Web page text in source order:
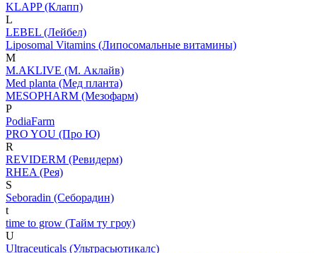
KLAPP (Клапп)
L
LEBEL (Лейбел)
Liposomal Vitamins (Липосомальные витамины)
M
M.AKLIVE (М. Аклайв)
Med planta (Мед планта)
MESOPHARM (Мезофарм)
P
PodiaFarm
PRO YOU (Про Ю)
R
REVIDERM (Ревидерм)
RHEA (Рея)
S
Seboradin (Себорадин)
t
time to grow (Тайм ту гроу)
U
Ultraceuticals (Ультрасьютикалс)